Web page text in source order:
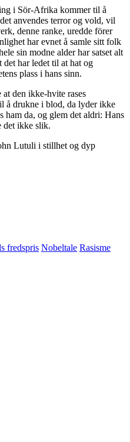
i Sör-Afrika kommer til å
anvendes terror og vold, vil
denne ranke, uredde förer
har evnet å samle sitt folk
sin modne alder har satset alt
har ledet til at hat og
plass i hans sinn.
den ikke-hvite rases
å drukne i blod, da lyder ikke
ham da, og glem det aldri: Hans
det ikke slik.
Lutuli i stillhet og dyp
fredspris Nobeltale Rasisme